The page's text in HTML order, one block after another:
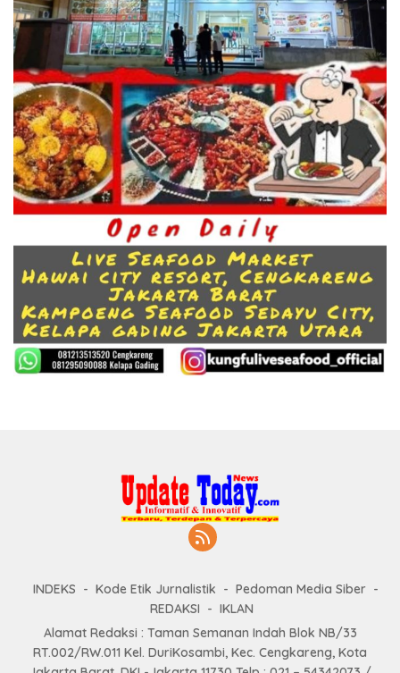
INDEKS Kode Etik Jurnalistik
Pedoman Media Siber
REDAKSI
IKLAN
Alamat Redaksi : Taman Semanan Indah Blok NB/33
RT.002/RW.011 Kel. DuriKosambi, Kec. Cengkareng, Kota